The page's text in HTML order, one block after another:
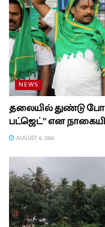
NEWS
தலையில் துண்டு
பட்ஜெட்” என
AUGUST 6, 2026